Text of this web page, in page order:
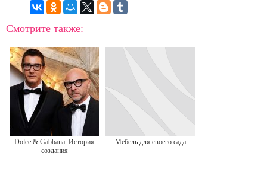
Смотрите также:
Dolce & Gabbana: История
создания
Мебель для своего сада